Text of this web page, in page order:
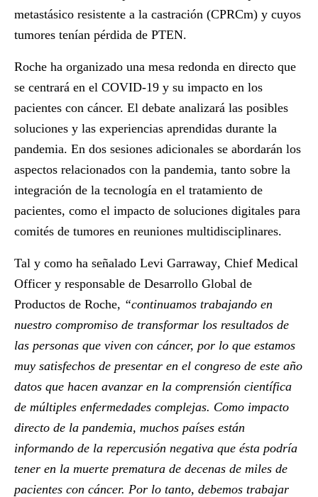
metastásico resistente a la castración (CPRCm) y cuyos
tumores tenían pérdida de PTEN.
Roche ha organizado una mesa redonda en directo que
se centrará en el COVID-19 y su impacto en los
pacientes con cáncer. El debate analizará las posibles
soluciones y las experiencias aprendidas durante la
pandemia. En dos sesiones adicionales se abordarán los
aspectos relacionados con la pandemia, tanto sobre la
integración de la tecnología en el tratamiento de
pacientes, como el impacto de soluciones digitales para
comités de tumores en reuniones multidisciplinares.
Tal y como ha señalado Levi Garraway, Chief Medical
Officer y responsable de Desarrollo Global de
Productos de Roche, “continuamos trabajando en
nuestro compromiso de transformar los resultados de
las personas que viven con cáncer, por lo que estamos
muy satisfechos de presentar en el congreso de este año
datos que hacen avanzar en la comprensión científica
de múltiples enfermedades complejas. Como impacto
directo de la pandemia, muchos países están
informando de la repercusión negativa que ésta podría
tener en la muerte prematura de decenas de miles de
pacientes con cáncer. Por lo tanto, debemos trabajar